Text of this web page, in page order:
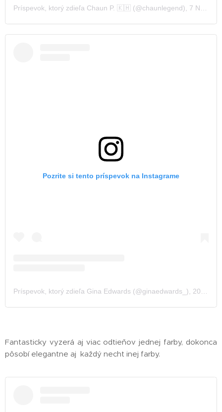
Príspevok, ktorý zdieľa Chaun P. 🇰🇭 (@chaunlegend) 7 Nov 2019 o 8:21 PST
Pozrite si tento príspevok na Instagrame
Príspevok, ktorý zdieľa Gina Edwards (@ginaedwards_) 20 Nov 2019 o 11:48 PST
Fantasticky vyzerá aj viac odtieňov jednej farby, dokonca
pôsobí elegantne aj každý necht inej farby.